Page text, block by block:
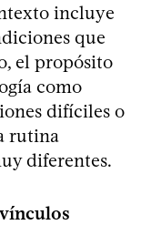
incluye
que
el propósito
como
difíciles o
rutina
diferentes.